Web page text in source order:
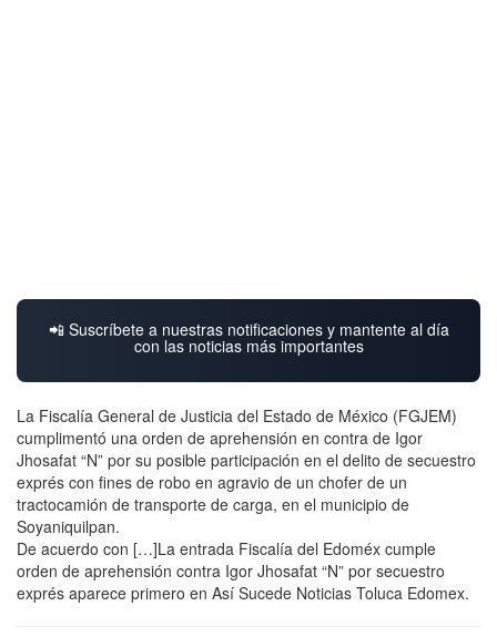
📲 Suscríbete a nuestras notificaciones y mantente al día
con las noticias más importantes
La Fiscalía General de Justicia del Estado de México (FGJEM)
cumplimentó una orden de aprehensión en contra de Igor
Jhosafat “N” por su posible participación en el delito de secuestro
exprés con fines de robo en agravio de un chofer de un
tractocamión de transporte de carga, en el municipio de
Soyaniquilpan.
De acuerdo con […]La entrada Fiscalía del Edoméx cumple
orden de aprehensión contra Igor Jhosafat “N” por secuestro
exprés aparece primero en Así Sucede Noticias Toluca Edomex.